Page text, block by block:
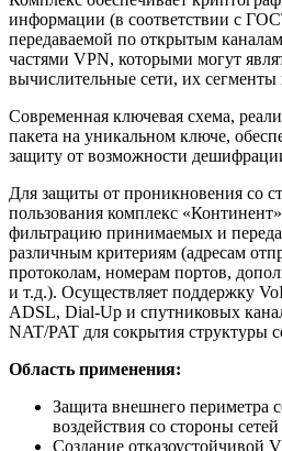
информации (в соответствии с
передаваемой по открытым
частями VPN, которыми могут
вычислительные сети, их
Современная ключевая схема,
пакета на уникальном ключе,
защиту от возможности
Для защиты от проникновения со
пользования комплекс
фильтрацию принимаемых и
различным критериям (адресам
протоколам, номерам портов,
и т.д.). Осуществляет поддержку
ADSL, Dial-Up и спутниковых
NAT/PAT для сокрытия структуры
Область применения:
Защита внешнего периметра
воздействия со стороны
Создание отказоустойчивой